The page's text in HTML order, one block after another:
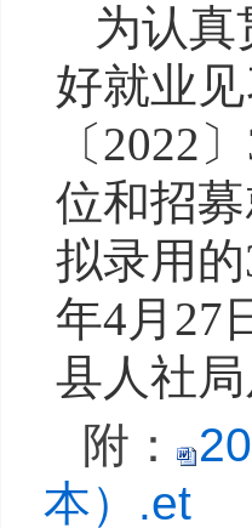
为认真
好就业
〔2022
位和招
拟录用
年4月27
县人社局
附 ：
本）.et